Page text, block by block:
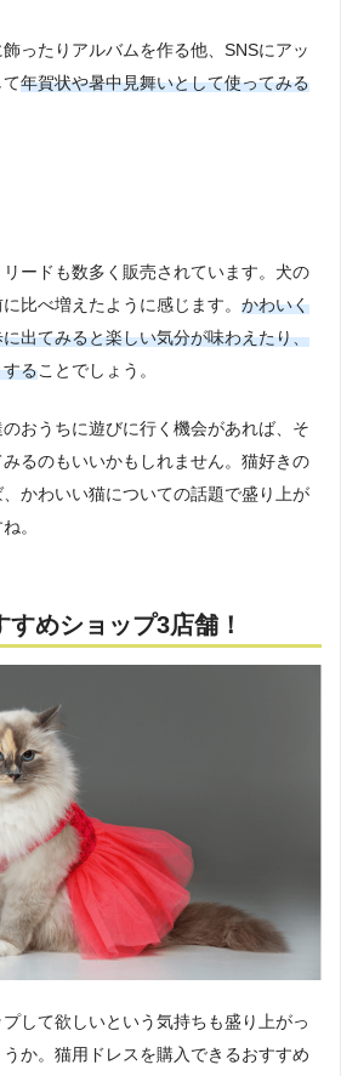
ったりアルバムを作る他、SNSにアッ
年賀状や暑中見舞いとして使ってみる
ードも数多く販売されています。犬の
比べ増えたように感じます。 かわいく
出てみると楽しい気分が味わえたり、
することでしょう。
おうちに遊びに行く機会があれば、そ
るのもいいかもしれません。猫好きの
かわいい猫についての話題で盛り上が
。
めショップ3店舗！
して欲しいという気持ちも盛り上がっ
か。猫用ドレスを購入できるおすすめ